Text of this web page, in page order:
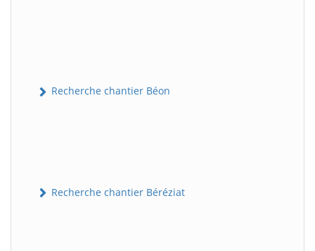
Recherche chantier Béon
Recherche chantier Béréziat